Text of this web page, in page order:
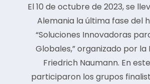
El 10 de octubre de 2023, se
Alemania la última fase del
“Soluciones Innovadoras
Globales,” organizado por la
Friedrich Naumann. En
participaron los grupos